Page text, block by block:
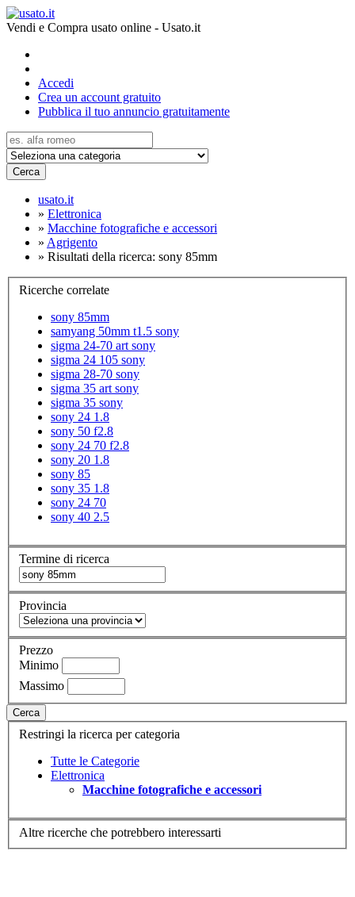
Vendi e Compra usato online - Usato.it
Accedi
Crea un account gratuito
Pubblica il tuo annuncio gratuitamente
Cerca
usato.it
» Elettronica
» Macchine fotografiche e accessori
» Agrigento
» Risultati della ricerca: sony 85mm
Ricerche correlate
sony 85mm
samyang 50mm t1.5 sony
sigma 24-70 art sony
sigma 24 105 sony
sigma 28-70 sony
sigma 35 art sony
sigma 35 sony
sony 24 1.8
sony 50 f2.8
sony 24 70 f2.8
sony 20 1.8
sony 85
sony 35 1.8
sony 24 70
sony 40 2.5
Termine di ricerca
Provincia
Prezzo
Minimo
Massimo
Cerca
Restringi la ricerca per categoria
Tutte le Categorie
Elettronica
Macchine fotografiche e accessori
Altre ricerche che potrebbero interessarti